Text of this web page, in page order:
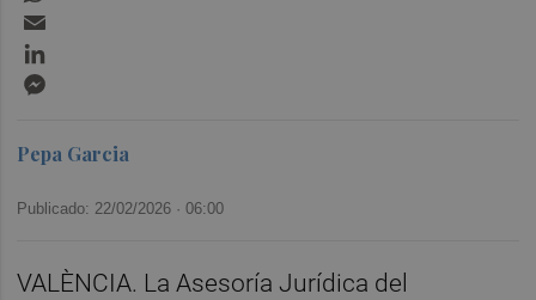
Pepa Garcia
Publicado: 22/02/2026 ·06:00
VALÈNCIA. La Asesoría Jurídica del